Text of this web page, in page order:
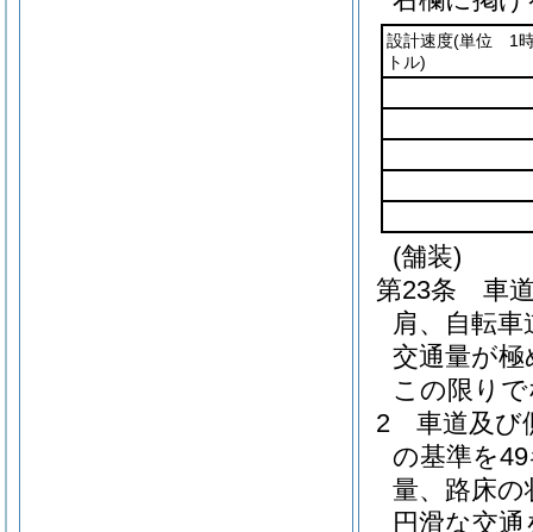
設計速度(単位 1時
トル)
(舗装)
第23条
車
肩、自転
交通量が
この限り
2
車道及び
の基準を
量、路床
円滑な交